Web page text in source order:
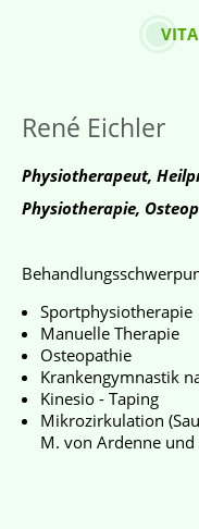
René Eichler
Physiotherapeut,
Physiotherapie,
Sportphysiotherapie
Manuelle Therapie
Osteopathie
Krankengymnastik
Kinesio - Taping
Mikrozirkulation
M. von Ardenne und